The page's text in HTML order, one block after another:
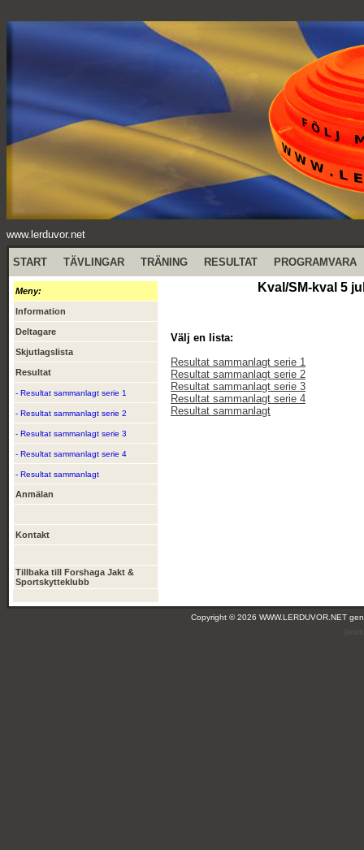
www.lerduvor.net
START TÄVLINGAR TRÄNING RESULTAT PROGRAMVARA
Meny:
Information
Deltagare
Skjutlagslista
Resultat
- Resultat sammanlagt serie 1
- Resultat sammanlagt serie 2
- Resultat sammanlagt serie 3
- Resultat sammanlagt serie 4
- Resultat sammanlagt
Anmälan
Kontakt
Tillbaka till Forshaga Jakt &
Sportskytteklubb
Kval/SM-kval 5
Välj en lista:
Resultat sammanlagt serie 1
Resultat sammanlagt serie 2
Resultat sammanlagt serie 3
Resultat sammanlagt serie 4
Resultat sammanlagt
Copyright © 2026 WWW.LERDUVOR.NET